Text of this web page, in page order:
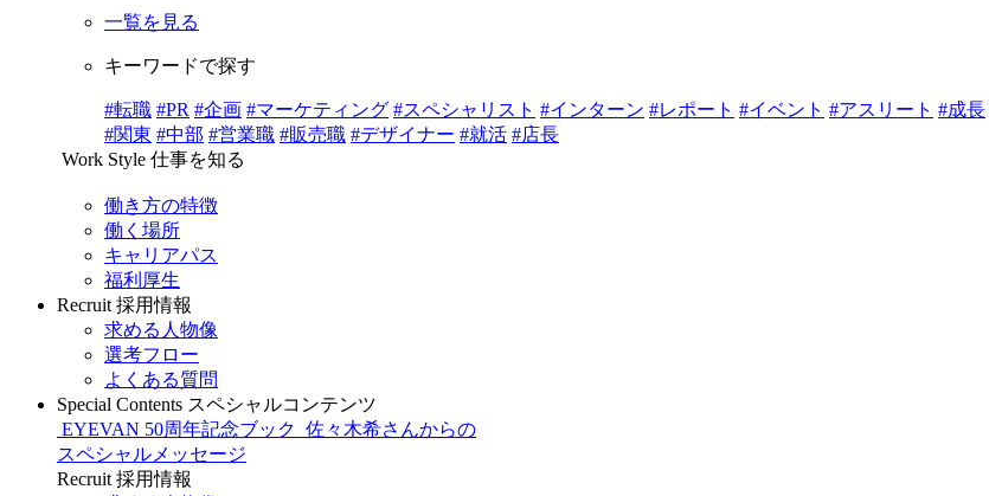
一覧を見る
キーワードで探す
#転職 #PR #企画 #マーケティング #スペシャリスト #インターン #レポート #イベント #アスリート #成長
#関東 #中部 #営業職 #販売職 #デザイナー #就活 #店長
Work Style 仕事を知る
働き方の特徴
働く場所
キャリアパス
福利厚生
Recruit 採用情報
求める人物像
選考フロー
よくある質問
Special Contents スペシャルコンテンツ
EYEVAN 50周年記念ブック 佐々木希さんからの
スペシャルメッセージ
Recruit 採用情報